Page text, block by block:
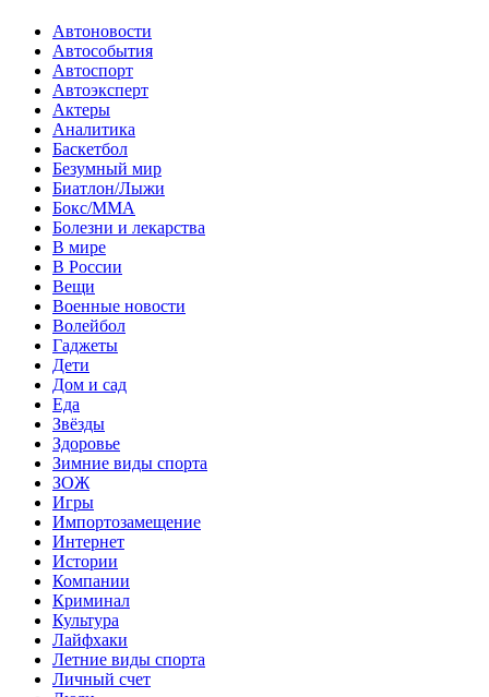
Автоновости
Автособытия
Автоспорт
Автоэксперт
Актеры
Аналитика
Баскетбол
Безумный мир
Биатлон/Лыжи
Бокс/MMA
Болезни и лекарства
В мире
В России
Вещи
Военные новости
Волейбол
Гаджеты
Дети
Дом и сад
Еда
Звёзды
Здоровье
Зимние виды спорта
ЗОЖ
Игры
Импортозамещение
Интернет
Истории
Компании
Криминал
Культура
Лайфхаки
Летние виды спорта
Личный счет